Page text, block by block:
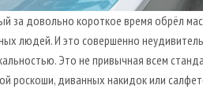
за довольно короткое время обрёл
людей. И это совершенно
Это не привычная всем
роскоши, диванных накидок или